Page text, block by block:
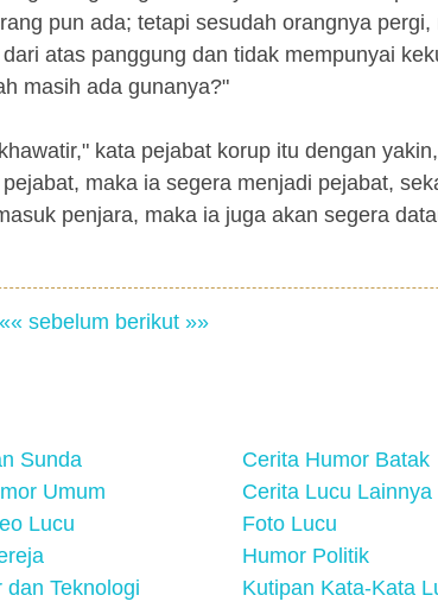
pun ada; tetapi sesudah orangnya
atas panggung dan tidak mempunyai
masih ada gunanya?"
kata pejabat korup itu dengan
maka ia segera menjadi pejabat,
penjara, maka ia juga akan segera
«« sebelum berikut »»
Sunda Cerita Humor Batak
Umum Cerita Lucu Lainnya
Lucu Foto Lucu
Humor Politik
dan Teknologi Kutipan Kata-Kata